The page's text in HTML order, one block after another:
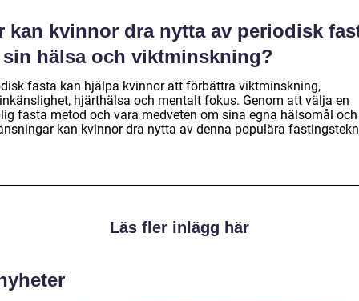
kan kvinnor dra nytta av periodisk
hälsa och viktminskning?
fasta kan hjälpa kvinnor att förbättra viktminskning,
hjärthälsa och mentalt fokus. Genom att välja en
fasta metod och vara medveten om sina egna hälsomål och
kan kvinnor dra nytta av denna populära
Läs fler inlägg här